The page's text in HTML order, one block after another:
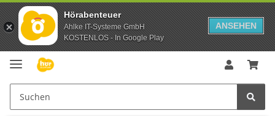
Hörabenteuer
Ahlke IT-Systeme GmbH
KOSTENLOS - In Google Play
ANSEHEN